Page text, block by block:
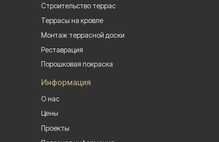
Строительство террас
Террасы на кровле
Монтаж террасной доски
Реставрация
Порошковая покраска
Информация
О нас
Цены
Проекты